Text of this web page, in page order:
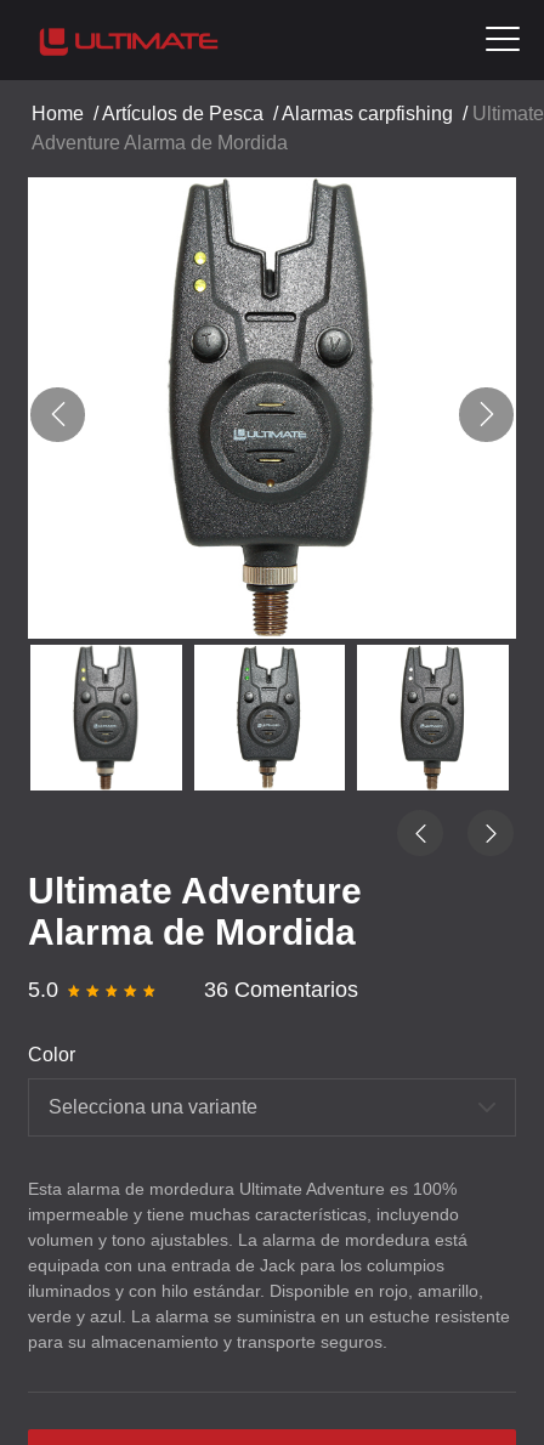
Home /Artículos de Pesca /Alarmas carpfishing / Ultimate
Adventure Alarma de Mordida
Ultimate Adventure
Alarma de Mordida
5.0 36 Comentarios
Color
Selecciona una variante
Esta alarma de mordedura Ultimate Adventure es 100%
impermeable y tiene muchas características, incluyendo
volumen y tono ajustables. La alarma de mordedura está
equipada con una entrada de Jack para los columpios
iluminados y con hilo estándar. Disponible en rojo, amarillo,
verde y azul. La alarma se suministra en un estuche resistente
para su almacenamiento y transporte seguros.